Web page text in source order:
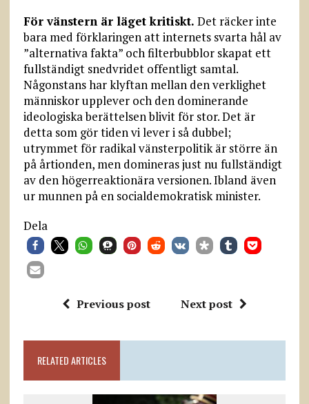
För vänstern är läget kritiskt. Det räcker inte
bara med förklaringen att internets svarta hål av
”alternativa fakta” och filterbubblor skapat ett
fullständigt snedvridet offentligt samtal.
Någonstans har klyftan mellan den verklighet
människor upplever och den dominerande
ideologiska berättelsen blivit för stor. Det är
detta som gör tiden vi lever i så dubbel;
utrymmet för radikal vänsterpolitik är större än
på årtionden, men domineras just nu fullständigt
av den högerreaktionära versionen. Ibland även
ur munnen på en socialdemokratisk minister.
Dela
Previous post Next post
RELATED ARTICLES